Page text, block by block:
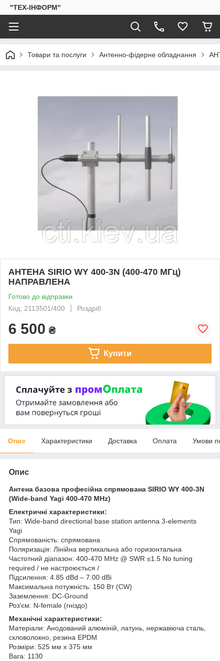
"ТЕХ-ІНФОРМ"
Товари та послуги Антенно-фідерне обладнання
АНТЕНА SIRIO WY 400-3N (400-470 МГц)
НАПРАВЛЕНА
Готово до відправки
Код: 2113501/400
Роздріб
6 500 ₴
Купити
Опис Характеристики Доставка Оплата Умови
Опис
Антена базова професійна спрямована SIRIO WY 400-3N
(Wide-band Yagi 400-470 MHz)
Електричні характеристики:
Тип: Wide-band directional base station antenna 3-elements
Yagi
Спрямованість: спрямована
Поляризація: Лінійна вертикальна або горизонтальна
Частотний діапазон: 400-470 MHz @ SWR ≤1.5 No tuning
required / не настроюється /
Підсилення: 4.85 dBd – 7.00 dBi
Максимальна потужність: 150 Вт (CW)
Заземлення: DC-Ground
Роз'єм: N-female (гніздо)
Механічні характеристики:
Матеріали: Анодований алюміній, латунь, нержавіюча сталь,
скловолокно, резина EPDM
Розміри: 525 мм х 375 мм
Вага: 1130